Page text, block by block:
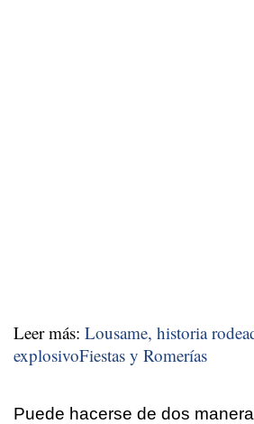
Leer más: Lousame, historia
explosivoFiestas y Romerías
Puede hacerse de dos